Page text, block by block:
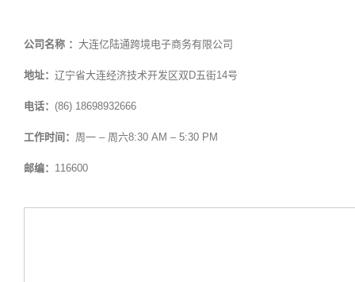
公司名称 ： 大连亿陆通跨境电子商务有限公司
地址： 辽宁省大连经济技术开发区双D五街14号
电话： (86) 18698932666
工作时间： 周一 – 周六8:30 AM – 5:30 PM
邮编： 116600